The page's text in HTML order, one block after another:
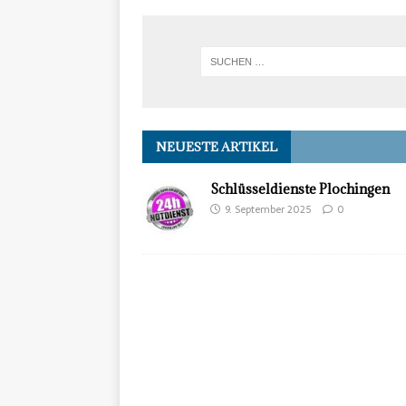
NEUESTE ARTIKEL
Schlüsseldienste Plochingen
9. September 2025 0